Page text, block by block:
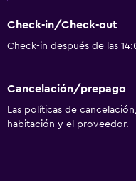
Check-in/Check-out
Check-in después de las
Cancelación/prepago
Las políticas de
habitación y el proveedor.